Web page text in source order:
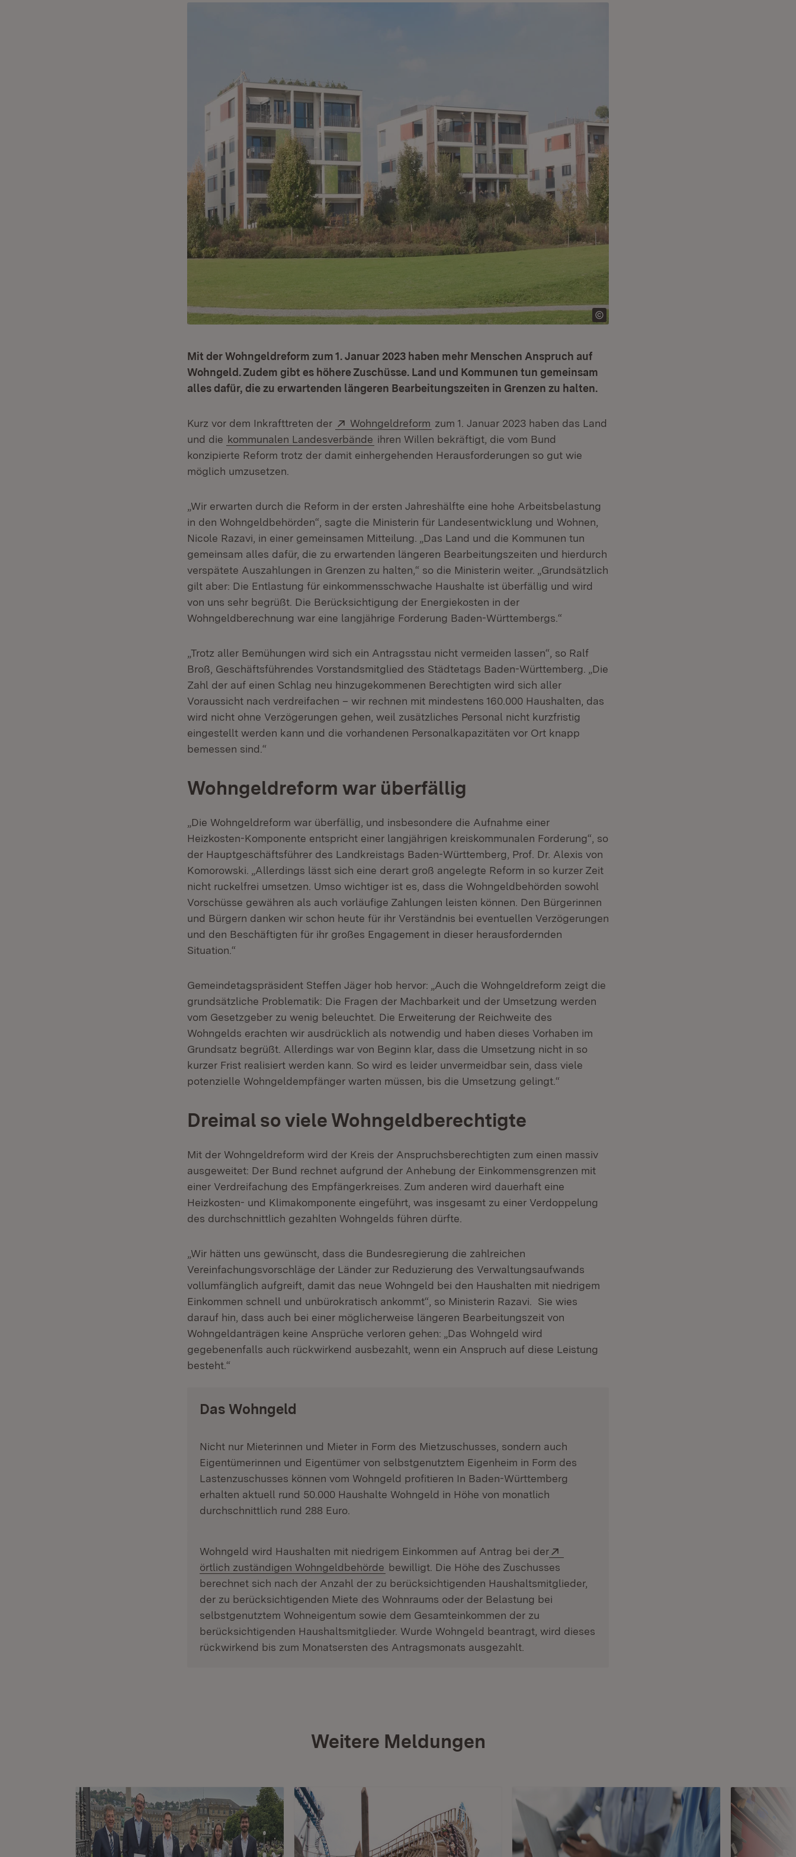
Mit der Wohngeldreform zum 1. Januar 2023 haben mehr Menschen Anspruch auf
Wohngeld. Zudem gibt es höhere Zuschüsse. Land und Kommunen tun gemeinsam
alles dafür, die zu erwartenden längeren Bearbeitungszeiten in Grenzen zu halten.
Kurz vor dem Inkrafttreten der Extern:
Wohngeldreform (Öffnet in neuem Fenster)
zum 1. Januar 2023 haben das Land
und die kommunalen Landesverbände ihren Willen bekräftigt, die vom Bund
konzipierte Reform trotz der damit einhergehenden Herausforderungen so gut wie
möglich umzusetzen.
„Wir erwarten durch die Reform in der ersten Jahreshälfte eine hohe Arbeitsbelastung
in den Wohngeldbehörden“, sagte die Ministerin für Landesentwicklung und Wohnen,
Nicole Razavi, in einer gemeinsamen Mitteilung. „Das Land und die Kommunen tun
gemeinsam alles dafür, die zu erwartenden längeren Bearbeitungszeiten und hierdurch
verspätete Auszahlungen in Grenzen zu halten,“ so die Ministerin weiter. „Grundsätzlich
gilt aber: Die Entlastung für einkommensschwache Haushalte ist überfällig und wird
von uns sehr begrüßt. Die Berücksichtigung der Energiekosten in der
Wohngeldberechnung war eine langjährige Forderung Baden-Württembergs.“
„Trotz aller Bemühungen wird sich ein Antragsstau nicht vermeiden lassen“, so Ralf
Broß, Geschäftsführendes Vorstandsmitglied des Städtetags Baden-Württemberg. „Die
Zahl der auf einen Schlag neu hinzugekommenen Berechtigten wird sich aller
Voraussicht nach verdreifachen – wir rechnen mit mindestens 160.000 Haushalten, das
wird nicht ohne Verzögerungen gehen, weil zusätzliches Personal nicht kurzfristig
eingestellt werden kann und die vorhandenen Personalkapazitäten vor Ort knapp
bemessen sind.“
Wohngeldreform war überfällig
„Die Wohngeldreform war überfällig, und insbesondere die Aufnahme einer
Heizkosten-Komponente entspricht einer langjährigen kreiskommunalen Forderung“, so
der Hauptgeschäftsführer des Landkreistags Baden-Württemberg, Prof. Dr. Alexis von
Komorowski. „Allerdings lässt sich eine derart groß angelegte Reform in so kurzer Zeit
nicht ruckelfrei umsetzen. Umso wichtiger ist es, dass die Wohngeldbehörden sowohl
Vorschüsse gewähren als auch vorläufige Zahlungen leisten können. Den Bürgerinnen
und Bürgern danken wir schon heute für ihr Verständnis bei eventuellen Verzögerungen
und den Beschäftigten für ihr großes Engagement in dieser herausfordernden
Situation.“
Gemeindetagspräsident Steffen Jäger hob hervor: „Auch die Wohngeldreform zeigt die
grundsätzliche Problematik: Die Fragen der Machbarkeit und der Umsetzung werden
vom Gesetzgeber zu wenig beleuchtet. Die Erweiterung der Reichweite des
Wohngelds erachten wir ausdrücklich als notwendig und haben dieses Vorhaben im
Grundsatz begrüßt. Allerdings war von Beginn klar, dass die Umsetzung nicht in so
kurzer Frist realisiert werden kann. So wird es leider unvermeidbar sein, dass viele
potenzielle Wohngeldempfänger warten müssen, bis die Umsetzung gelingt.“
Dreimal so viele Wohngeldberechtigte
Mit der Wohngeldreform wird der Kreis der Anspruchsberechtigten zum einen massiv
ausgeweitet: Der Bund rechnet aufgrund der Anhebung der Einkommensgrenzen mit
einer Verdreifachung des Empfängerkreises. Zum anderen wird dauerhaft eine
Heizkosten- und Klimakomponente eingeführt, was insgesamt zu einer Verdoppelung
des durchschnittlich gezahlten Wohngelds führen dürfte.
„Wir hätten uns gewünscht, dass die Bundesregierung die zahlreichen
Vereinfachungsvorschläge der Länder zur Reduzierung des Verwaltungsaufwands
vollumfänglich aufgreift, damit das neue Wohngeld bei den Haushalten mit niedrigem
Einkommen schnell und unbürokratisch ankommt“, so Ministerin Razavi. Sie wies
darauf hin, dass auch bei einer möglicherweise längeren Bearbeitungszeit von
Wohngeldanträgen keine Ansprüche verloren gehen: „Das Wohngeld wird
gegebenenfalls auch rückwirkend ausbezahlt, wenn ein Anspruch auf diese Leistung
besteht.“
Das Wohngeld
Nicht nur Mieterinnen und Mieter in Form des Mietzuschusses, sondern auch
Eigentümerinnen und Eigentümer von selbstgenutztem Eigenheim in Form des
Lastenzuschusses können vom Wohngeld profitieren In Baden-Württemberg
erhalten aktuell rund 50.000 Haushalte Wohngeld in Höhe von monatlich
durchschnittlich rund 288 Euro.
Wohngeld wird Haushalten mit niedrigem Einkommen auf Antrag bei der
örtlich zuständigen Wohngeldbehörde (Öffnet in neuem Fenster)
bewilligt. Die Höhe des Zuschusses
berechnet sich nach der Anzahl der zu berücksichtigenden Haushaltsmitglieder,
der zu berücksichtigenden Miete des Wohnraums oder der Belastung bei
selbstgenutztem Wohneigentum sowie dem Gesamteinkommen der zu
berücksichtigenden Haushaltsmitglieder. Wurde Wohngeld beantragt, wird dieses
rückwirkend bis zum Monatsersten des Antragsmonats ausgezahlt.
Weitere Meldungen